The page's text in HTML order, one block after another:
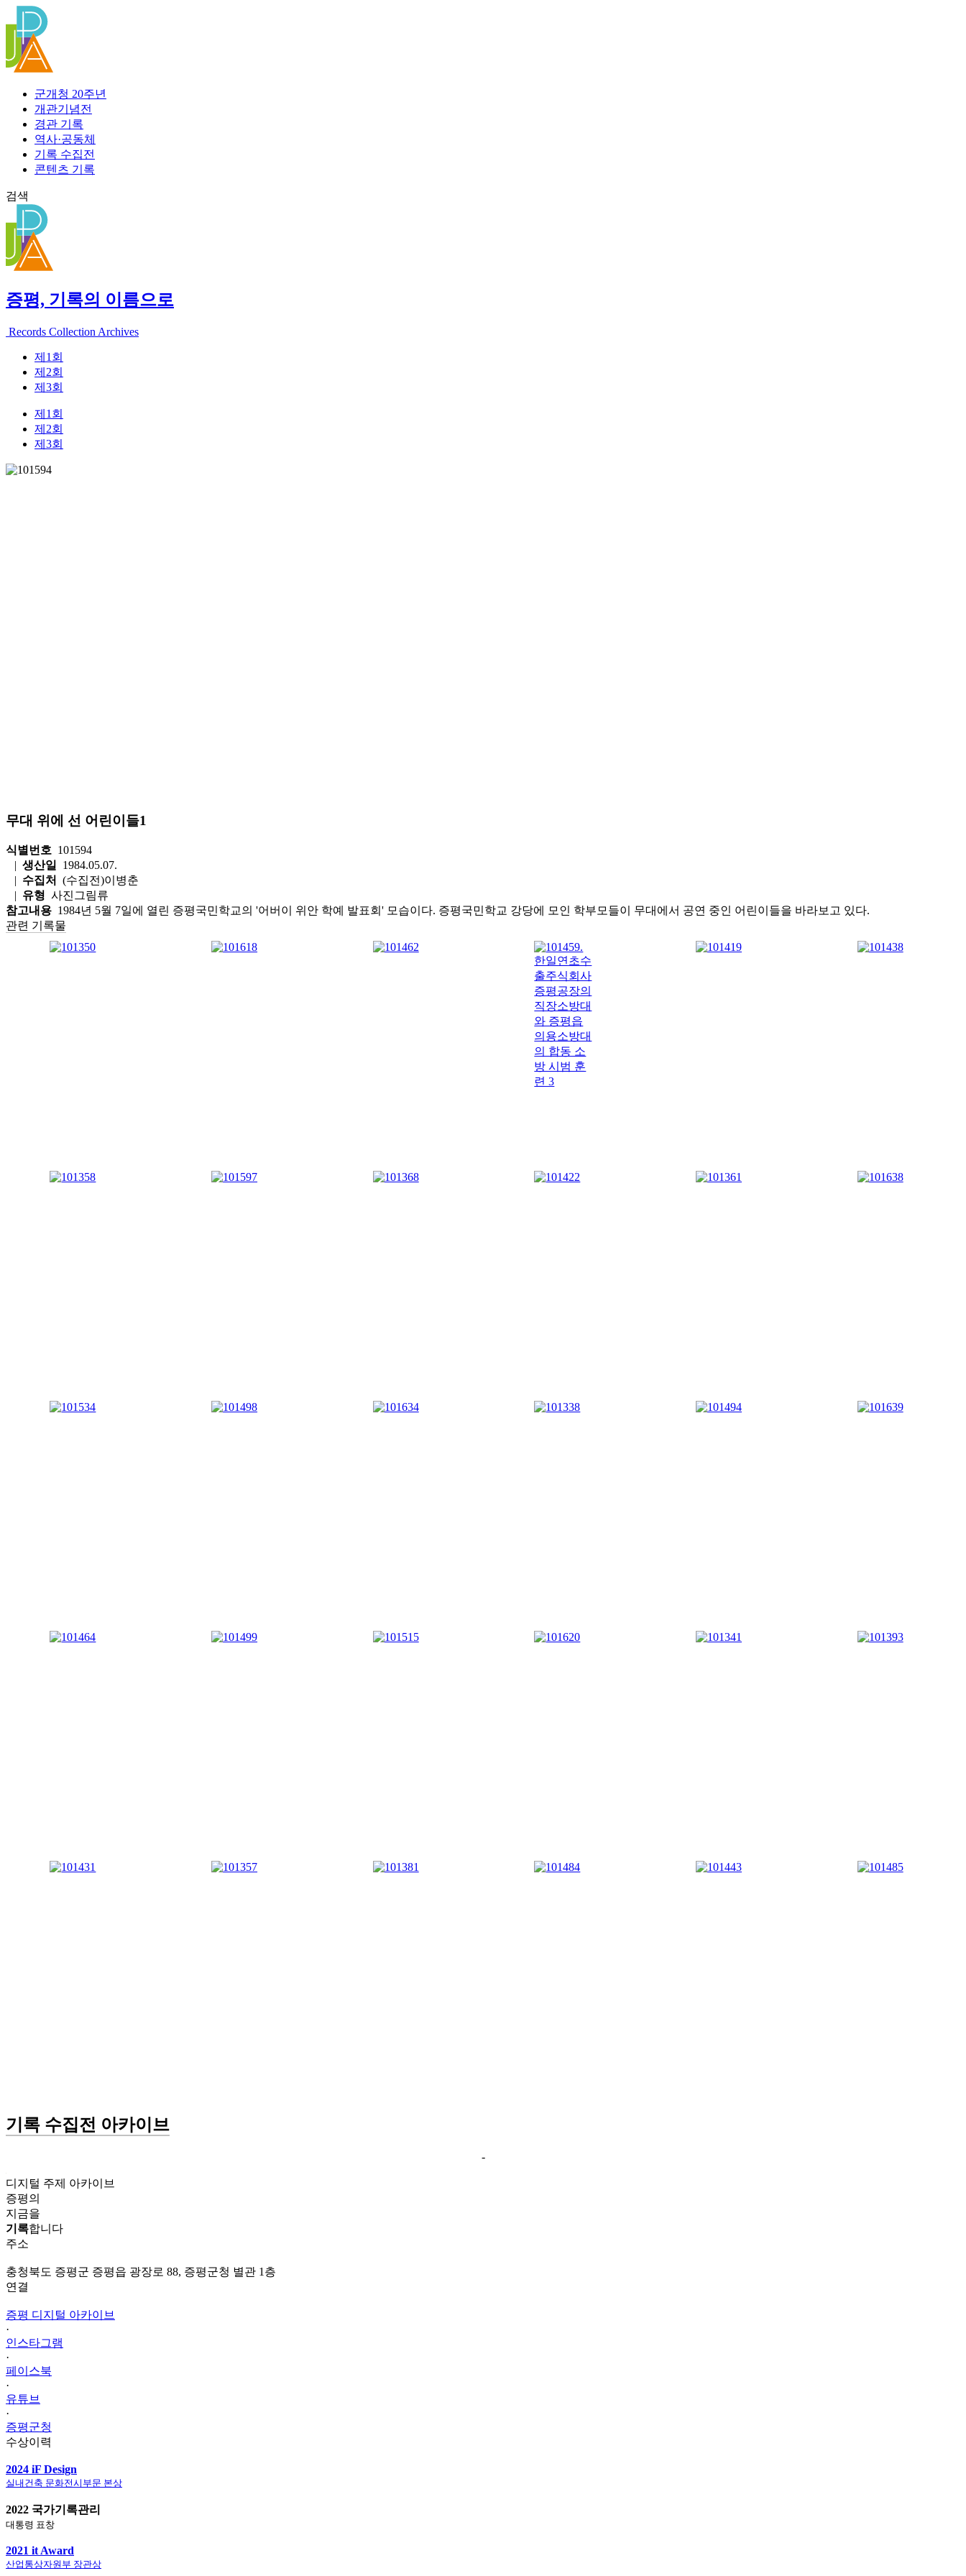
텐
로
건
군개청 20주년
개관기념전
경관 기록
역사·공동체
기록 수집전
콘텐츠 기록
검색
증평, 기록의 이름으로
Records Collection Archives
제1회
제2회
제3회
제1회
제2회
제3회
무대 위에 선 어린이들1
식별번호 101594
| 생산일
1984.05.07.
| 수집처
(수집전)이병춘
| 유형 사진그림류
참고내용 1984년 5월 7일에 열린 증평국민학교의 '어버이 위안 학예 발표회' 모습이다. 증평국민학교 강당에 모인 학부모들이 무대에서 공연 중인 어린이들을 바라보고 있다.
관련 기록물
기록 수집전 아카이브
-
디지털 주제 아카이브
증평의
지금을
기록합니다
주소
충청북도 증평군 증평읍 광장로 88, 증평군청 별관 1층
연결
증평 디지털 아카이브
·
인스타그램
·
페이스북
·
유튜브
·
증평군청
수상이력
2024 iF Design
실내건축 문화전시부문 본상
2022 국가기록관리
대통령 표창
2021 it Award
산업통상자원부 장관상